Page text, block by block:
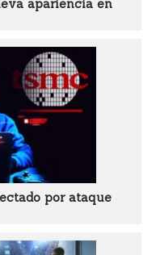
apariencia en
por ataque